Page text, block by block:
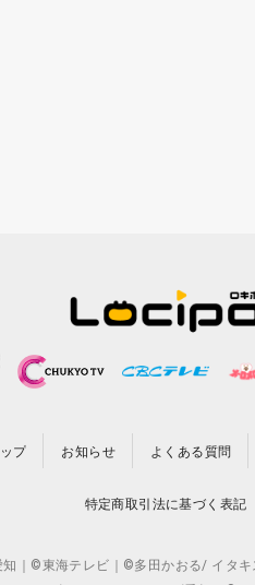
プ お知らせ よくある質問
特定商取引法に基づく表記
｜©東海テレビ｜©多田かおる/ イタ